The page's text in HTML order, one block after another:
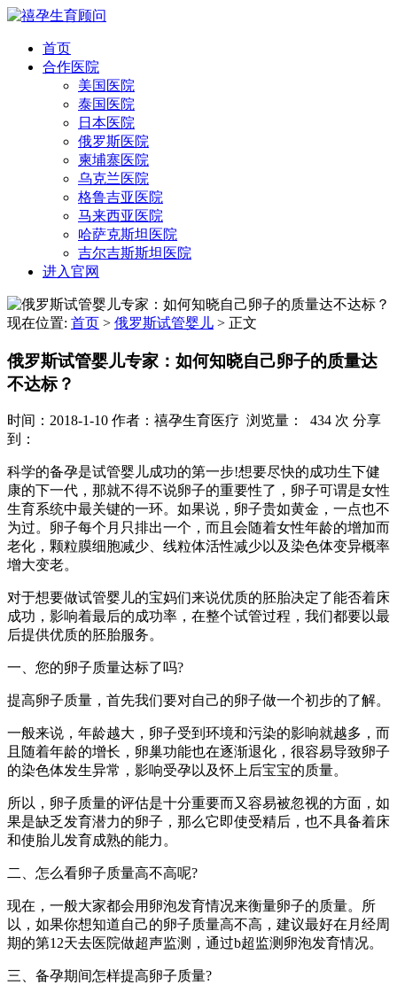
首页
合作医院
美国医院
泰国医院
日本医院
俄罗斯医院
柬埔寨医院
乌克兰医院
格鲁吉亚医院
马来西亚医院
哈萨克斯坦医院
吉尔吉斯斯坦医院
进入官网
现在位置: 首页 > 俄罗斯试管婴儿 > 正文
俄罗斯试管婴儿专家：如何知晓自己卵子的质量达
不达标？
时间：2018-1-10 作者：禧孕生育医疗 浏览量： 434 次 分享
到：
科学的备孕是试管婴儿成功的第一步!想要尽快的成功生下健
康的下一代，那就不得不说卵子的重要性了，卵子可谓是女性
生育系统中最关键的一环。如果说，卵子贵如黄金，一点也不
为过。卵子每个月只排出一个，而且会随着女性年龄的增加而
老化，颗粒膜细胞减少、线粒体活性减少以及染色体变异概率
增大变老。
对于想要做试管婴儿的宝妈们来说优质的胚胎决定了能否着床
成功，影响着最后的成功率，在整个试管过程，我们都要以最
后提供优质的胚胎服务。
一、您的卵子质量达标了吗?
提高卵子质量，首先我们要对自己的卵子做一个初步的了解。
一般来说，年龄越大，卵子受到环境和污染的影响就越多，而
且随着年龄的增长，卵巢功能也在逐渐退化，很容易导致卵子
的染色体发生异常，影响受孕以及怀上后宝宝的质量。
所以，卵子质量的评估是十分重要而又容易被忽视的方面，如
果是缺乏发育潜力的卵子，那么它即使受精后，也不具备着床
和使胎儿发育成熟的能力。
二、怎么看卵子质量高不高呢?
现在，一般大家都会用卵泡发育情况来衡量卵子的质量。所
以，如果你想知道自己的卵子质量高不高，建议最好在月经周
期的第12天去医院做超声监测，通过b超监测卵泡发育情况。
三、备孕期间怎样提高卵子质量?